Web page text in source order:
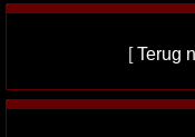
[Terug